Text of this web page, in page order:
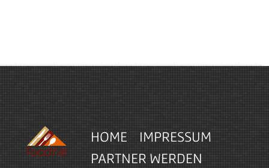
HOME
IMPRESSUM
PARTNER WERDEN